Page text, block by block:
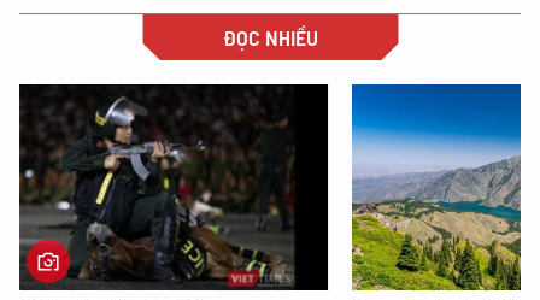
ĐỌC NHIỀU